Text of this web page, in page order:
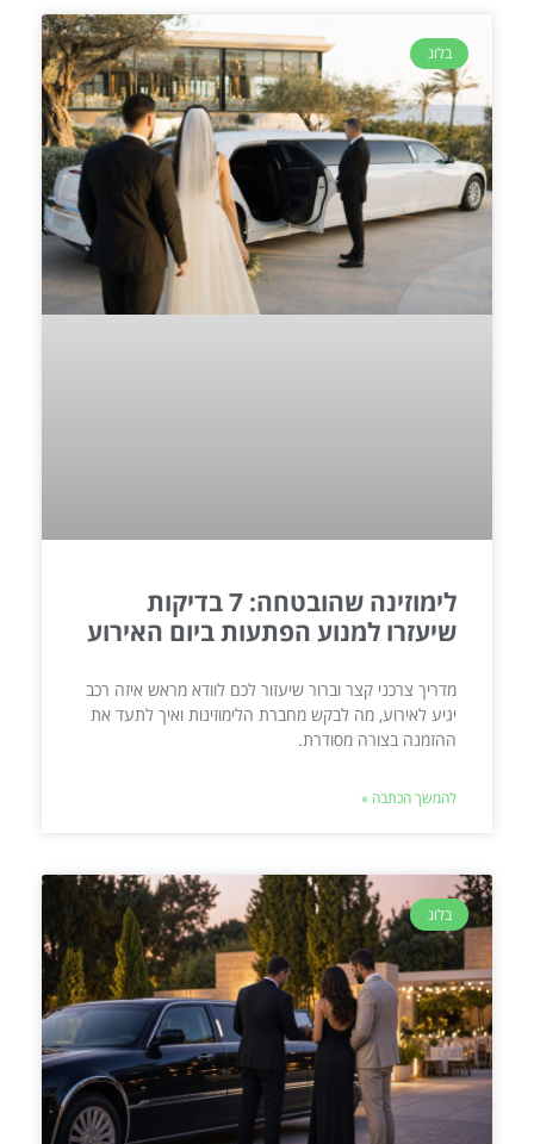
בלוג
לימוזינה שהובטחה: 7 בדיקות
שיעזרו למנוע הפתעות ביום האירוע
מדריך צרכני קצר וברור שיעזור לכם לוודא מראש איזה רכב
יגיע לאירוע, מה לבקש מחברת הלימוזינות ואיך לתעד את
ההזמנה בצורה מסודרת.
להמשך הכתבה »
בלוג